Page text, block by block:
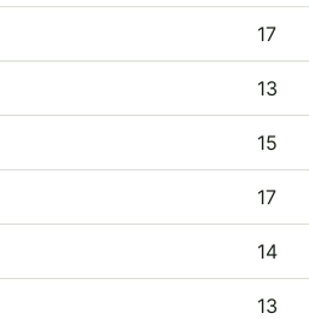
17
13
15
17
14
13